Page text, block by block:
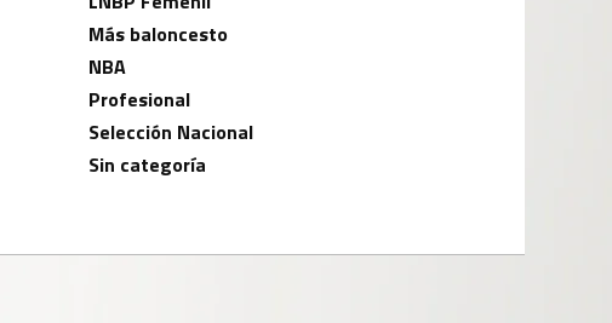
Más baloncesto
NBA
Profesional
Selección Nacional
Sin categoría